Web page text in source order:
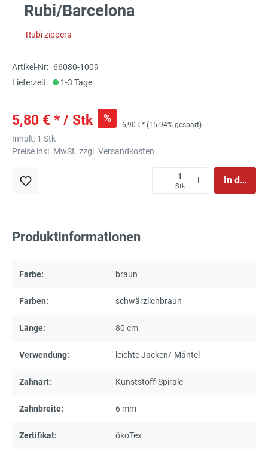
Rubi/Barcelona
Rubi zippers
Artikel-Nr: 66080-1009
Lieferzeit:
1-3 Tage
5,80 € * / Stk %
6,90 €* (15.94% gespart)
Inhalt: 1 Stk
Preise inkl. MwSt. zzgl. Versandkosten
Stk
In den
Produktinformationen
Farbe: braun
Farben: schwärzlichbraun
Länge: 80 cm
Verwendung: leichte Jacken/-Mäntel
Zahnart: Kunststoff-Spirale
Zahnbreite: 6 mm
Zertifikat: ökoTex